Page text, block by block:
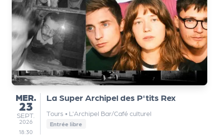
MERCREDI
MER.
23
SEPTEMBRE
SEPT.
2026
18:30
La Super Archipel des P'tits Rex
Tours • L'Archipel Bar/Café culturel
Entrée libre
n
is
a
t
e
u
r
L